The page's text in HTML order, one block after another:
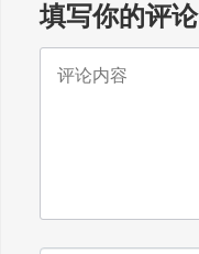
填写你的评论